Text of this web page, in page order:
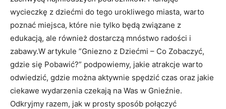
wycieczkę​ z dziećmi do ⁤tego urokliwego​ miasta,‌ warto
poznać miejsca,‍ które nie tylko będą związane z
edukacją,⁤ ale ‌również⁢ dostarczą mnóstwo‍ radości i
⁢zabawy.W artykule ‌”Gniezno z Dziećmi – Co Zobaczyć,
gdzie się ‌Pobawić?” podpowiemy, jakie atrakcje warto
odwiedzić, gdzie można⁣ aktywnie ⁤spędzić czas oraz⁣ jakie‌
ciekawe⁢ wydarzenia czekają na Was w Gnieźnie.
‌Odkryjmy razem,‍ jak⁣ w prosty sposób ‍połączyć